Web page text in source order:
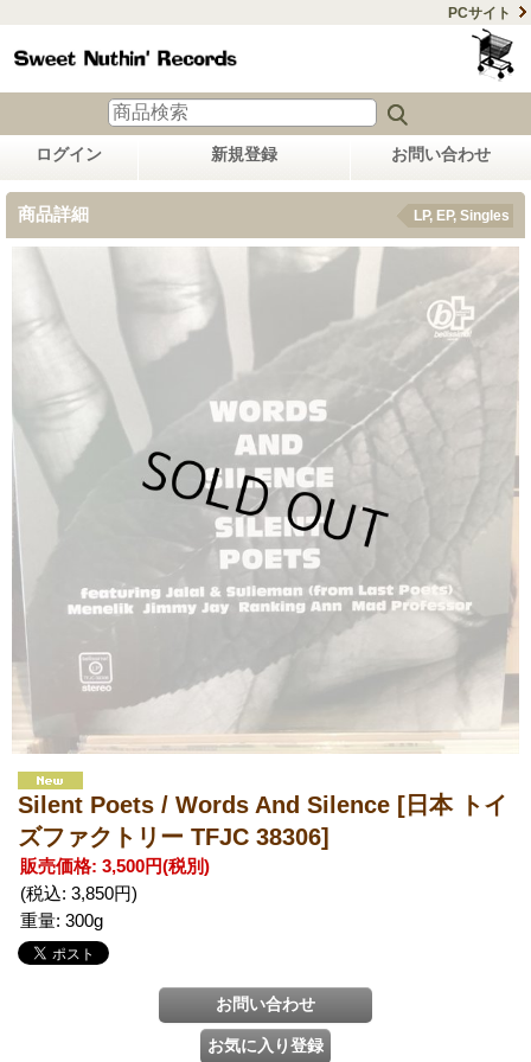
PCサイト
ログイン 新規登録 お問い合わせ
商品詳細 LP, EP, Singles
Silent Poets / Words And Silence [日本 トイ
ズファクトリー TFJC 38306]
販売価格: 3,500円(税別)
(税込: 3,850円)
重量: 300g